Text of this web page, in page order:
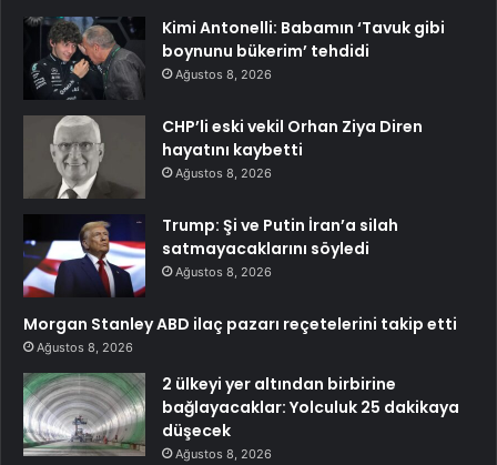
Kimi Antonelli: Babamın ‘Tavuk gibi
boynunu bükerim’ tehdidi
Ağustos 8, 2026
CHP’li eski vekil Orhan Ziya Diren
hayatını kaybetti
Ağustos 8, 2026
Trump: Şi ve Putin İran’a silah
satmayacaklarını söyledi
Ağustos 8, 2026
Morgan Stanley ABD ilaç pazarı reçetelerini takip etti
Ağustos 8, 2026
2 ülkeyi yer altından birbirine
bağlayacaklar: Yolculuk 25 dakikaya
düşecek
Ağustos 8, 2026